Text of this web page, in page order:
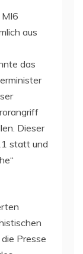
aus
das
Dieser
statt und
Presse